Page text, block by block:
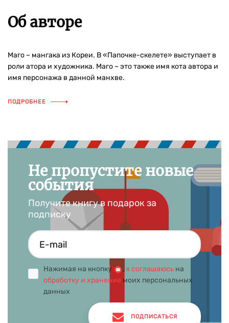
Об авторе
Маго – мангака из Кореи. В «Папочке-скелете» выступает в
роли атора и художника. Маго – это также имя кота автора и
имя персонажа в данной манхве.
ПОДРОБНЕЕ
Не пропустите новые
события
Получите книгу в подарок за
подписку
Нажимая на кнопку , я соглашаюсь на
обработку и хранение моих персональных
данных
ПОДПИСАТЬСЯ